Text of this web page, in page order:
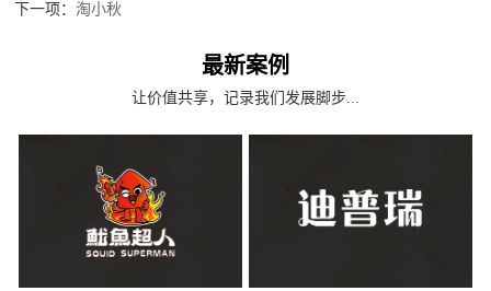
下一项： 淘小秋
最新案例
让价值共享，记录我们发展脚步...